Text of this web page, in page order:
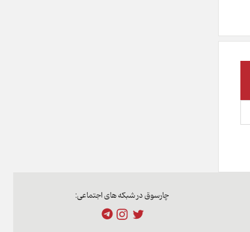
چارسوق در شبکه های اجتماعی: